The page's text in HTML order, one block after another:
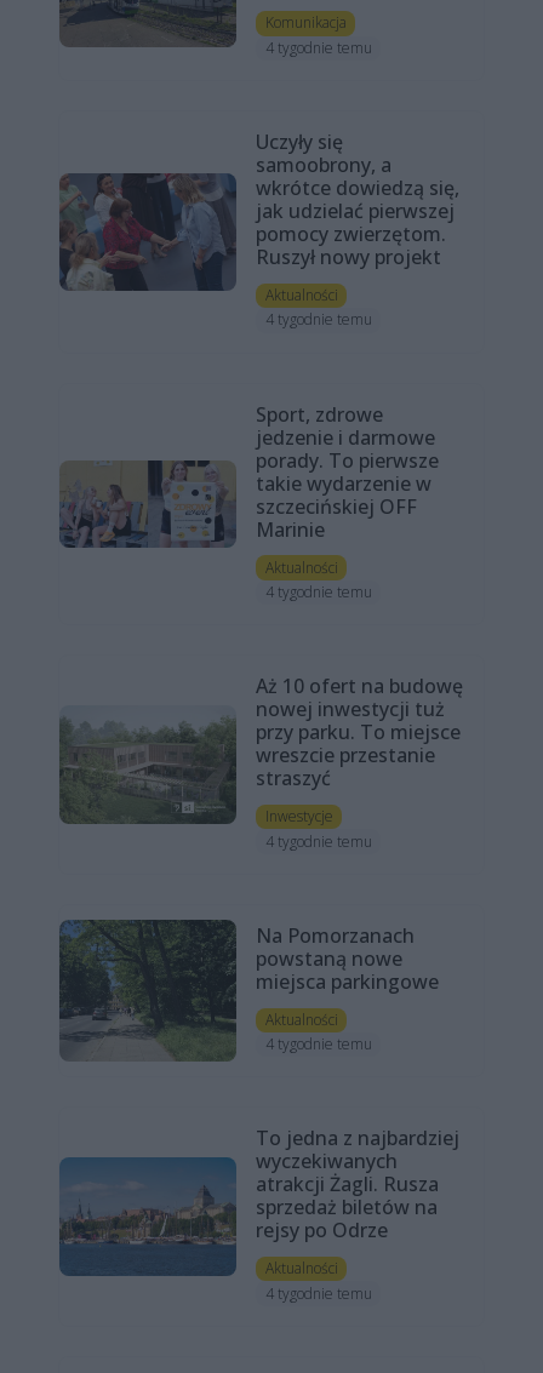
Komunikacja
4 tygodnie temu
Uczyły się
samoobrony, a
wkrótce dowiedzą się,
jak udzielać pierwszej
pomocy zwierzętom.
Ruszył nowy projekt
Aktualności
4 tygodnie temu
Sport, zdrowe
jedzenie i darmowe
porady. To pierwsze
takie wydarzenie w
szczecińskiej OFF
Marinie
Aktualności
4 tygodnie temu
Aż 10 ofert na budowę
nowej inwestycji tuż
przy parku. To miejsce
wreszcie przestanie
straszyć
Inwestycje
4 tygodnie temu
Na Pomorzanach
powstaną nowe
miejsca parkingowe
Aktualności
4 tygodnie temu
To jedna z najbardziej
wyczekiwanych
atrakcji Żagli. Rusza
sprzedaż biletów na
rejsy po Odrze
Aktualności
4 tygodnie temu